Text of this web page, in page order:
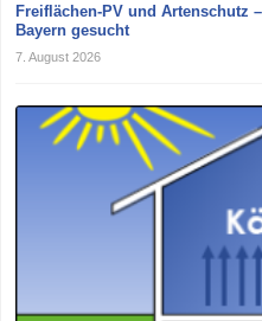
Freiflächen-PV und Artenschutz
Bayern gesucht
7. August 2026